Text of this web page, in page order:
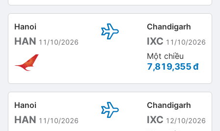
Hanoi
HAN 11/10/2026
Chandigarh
IXC 11/10/2026
Một chiều
7,819,355 đ
Hanoi
HAN 11/10/2026
Chandigarh
IXC 12/10/2026